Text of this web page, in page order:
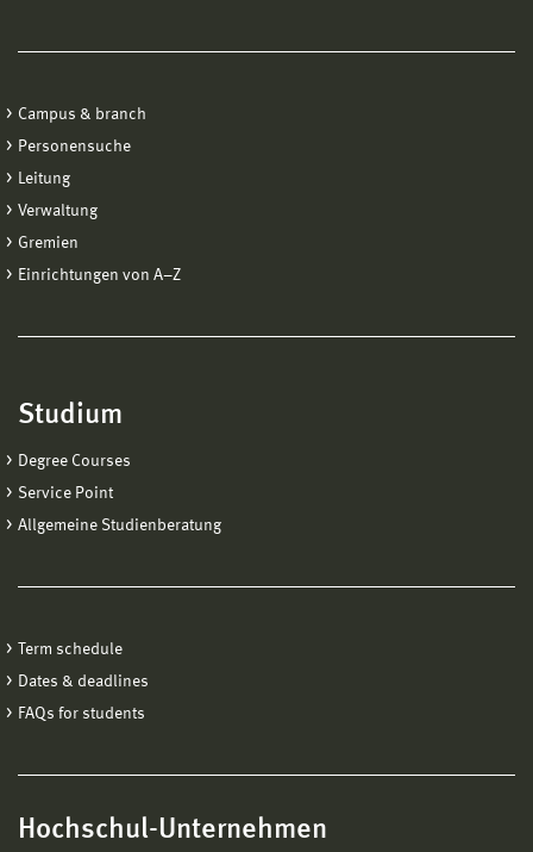
Campus & branch
Personensuche
Leitung
Verwaltung
Gremien
Einrichtungen von A−Z
Studium
Degree Courses
Service Point
Allgemeine Studienberatung
Term schedule
Dates & deadlines
FAQs for students
Hochschul-Unternehmen